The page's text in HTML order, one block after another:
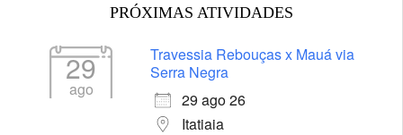
PRÓXIMAS ATIVIDADES
29
ago
Travessia Rebouças x Mauá via
Serra Negra
29 ago 26
Itatiaia